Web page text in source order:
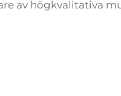
av högkvalitativa